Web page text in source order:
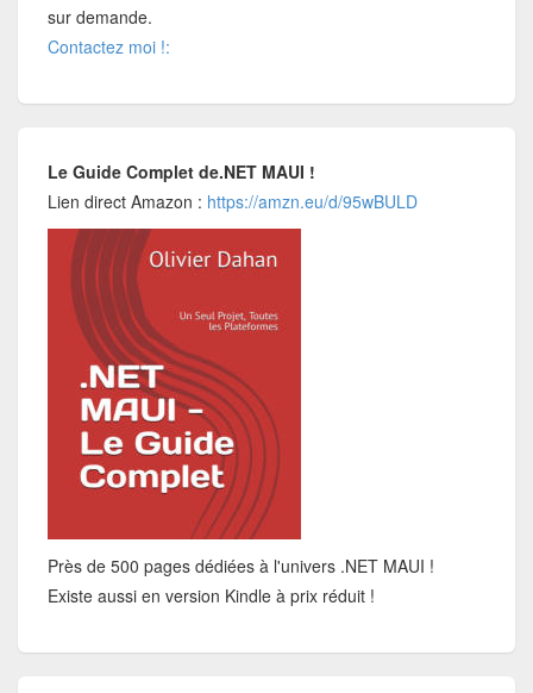
sur demande.
Contactez moi !:
Le Guide Complet de.NET MAUI !
Lien direct Amazon : https://amzn.eu/d/95wBULD
Près de 500 pages dédiées à l'univers .NET MAUI !
Existe aussi en version Kindle à prix réduit !